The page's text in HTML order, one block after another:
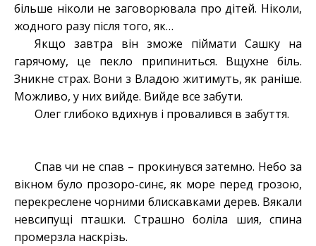
більше ніколи не заговорювала про дітей. Ніколи,
жодного разу після того, як…
Якщо завтра він зможе піймати Сашку на
гарячому, це пекло припиниться. Вщухне біль.
Зникне страх. Вони з Владою житимуть, як раніше.
Можливо, у них вийде. Вийде все забути.
Олег глибоко вдихнув і провалився в забуття.
Спав чи не спав – прокинувся затемно. Небо за
вікном було прозоро-синє, як море перед грозою,
перекреслене чорними блискавками дерев. Вякали
невсипущі пташки. Страшно боліла шия, спина
промерзла наскрізь.